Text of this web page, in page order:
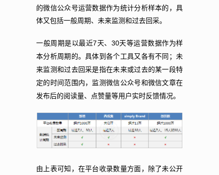
的微信公众号运营数据作为统计分析样本的，具
体又包括一般周期、未来监测和过去回采。
一般周期是以最近7 天、 30天等运营数据作为样
本分析周期的。具体到各个工具又各有不同；未
来监测和过去回采是指在未来或过去的某一段特
定的时间范围内，监测微信公众号和微信文章在
发布后的阅读量、点赞量等用户实时反馈情况。
由上表可知，在平台收录数量方面，除了未公开